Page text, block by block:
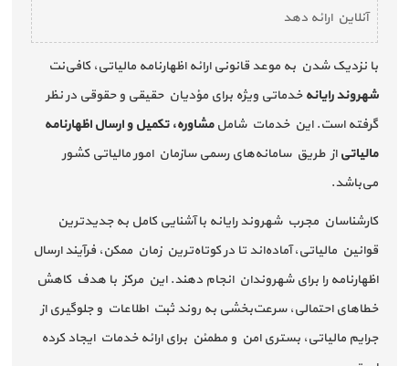
آنلاین ارائه دهد
با نزدیک شدن به موعد قانونی ارائه اظهارنامه مالیاتی، کافی‌نت
شهروند رایانهخدماتی ویژه برای مؤدیان حقیقی و حقوقی در نظر
گرفته است. این خدمات شاملمشاوره، تکمیل و ارسال اظهارنامه
مالیاتیاز طریق سامانه‌های رسمی سازمان امور مالیاتی کشور
می‌باشد.
کارشناسان مجرب شهروند رایانه با آشنایی کامل به جدیدترین
قوانین مالیاتی، آماده‌اند تا در کوتاه‌ترین زمان ممکن، فرآیند ارسال
اظهارنامه را برای شهروندان انجام دهند. این مرکز با هدف کاهش
خطاهای احتمالی، سرعت‌بخشی به روند ثبت اطلاعات و جلوگیری از
جرایم مالیاتی، بستری امن و مطمئن برای ارائه خدمات ایجاد کرده